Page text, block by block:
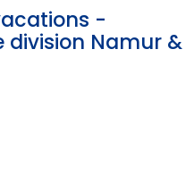
-
division Namur &